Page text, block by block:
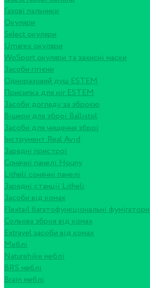
Газові пальники
Окуляри
Select окуляри
Umarex окуляри
WoSport окуляри та захисні маски
Засоби гігієни
Одноразовий душ ESTEM
Присипка для ніг ESTEM
Засоби догляду за зброєю
Вішери для зброї Ballistol
Засоби для чищення зброї
Інструмент Real Avid
Зарядні пристрої
Сонячні панелі Houny
Litheli сонячні панелі
Зарядні станції Litheli
Засоби від комах
Flextail багатофункціональні фумігатори
Сольова зброя від комах
Extravel засоби від комах
Меблі
Naturehike меблі
BRS меблі
Brain меблі